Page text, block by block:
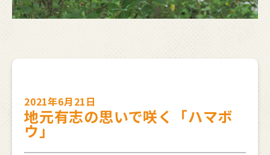
2021年6月21日
地元有志の思いで咲く「ハマボ
ウ」